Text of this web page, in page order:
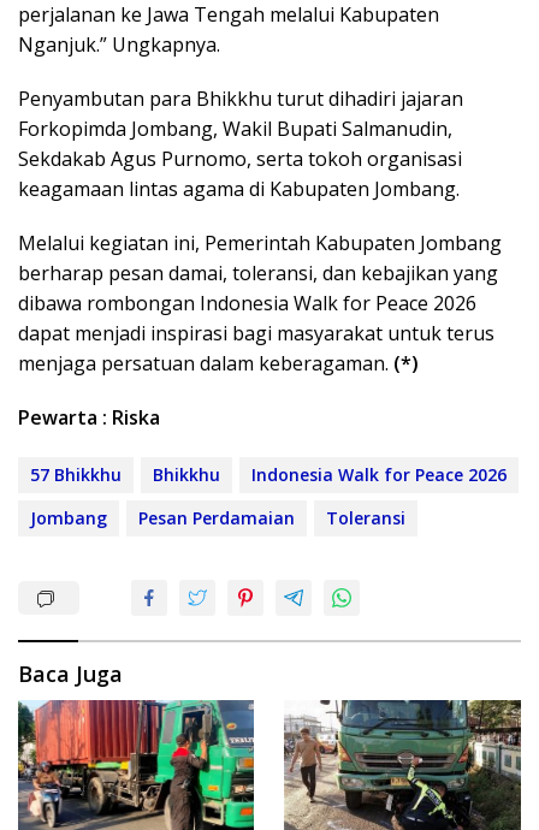
perjalanan ke Jawa Tengah melalui Kabupaten
Nganjuk.” Ungkapnya.
Penyambutan para Bhikkhu turut dihadiri jajaran
Forkopimda Jombang, Wakil Bupati Salmanudin,
Sekdakab Agus Purnomo, serta tokoh organisasi
keagamaan lintas agama di Kabupaten Jombang.
Melalui kegiatan ini, Pemerintah Kabupaten Jombang
berharap pesan damai, toleransi, dan kebajikan yang
dibawa rombongan Indonesia Walk for Peace 2026
dapat menjadi inspirasi bagi masyarakat untuk terus
menjaga persatuan dalam keberagaman. (*)
Pewarta : Riska
57 Bhikkhu Bhikkhu
Indonesia Walk for Peace 2026
Jombang
Pesan Perdamaian Toleransi
Baca Juga